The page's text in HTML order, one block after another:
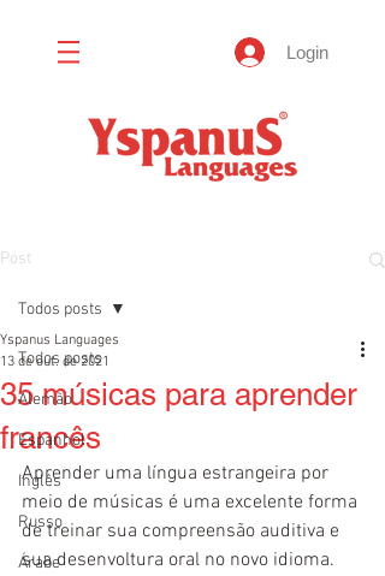
Login
Post
Todos posts
Alemão
Espanhol
Inglês
Russo
Árabe
Todos posts
35 músicas para aprender
francês
Yspanus Languages
13 de out. de 2021
Aprender uma língua estrangeira por
meio de músicas é uma excelente forma
de treinar sua compreensão auditiva e
sua desenvoltura oral no novo idioma.